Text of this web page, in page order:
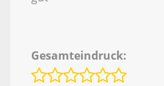
Gesamteindruck: